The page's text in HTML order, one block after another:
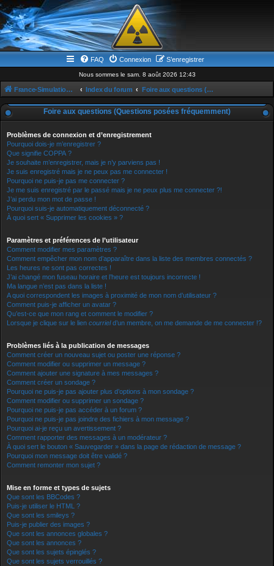
FAQ Connexion S’enregistrer
Nous sommes le sam. 8 août 2026 12:43
France-Simulation / Simulation-france-magazine.com Index du forum Foire aux questions (Questions posées fréquemment)
Foire aux questions (Questions posées fréquemment)
Problèmes de connexion et d’enregistrement
Pourquoi dois-je m’enregistrer ?
Que signifie COPPA ?
Je souhaite m’enregistrer, mais je n’y parviens pas !
Je suis enregistré mais je ne peux pas me connecter !
Pourquoi ne puis-je pas me connecter ?
Je me suis enregistré par le passé mais je ne peux plus me connecter ?!
J’ai perdu mon mot de passe !
Pourquoi suis-je automatiquement déconnecté ?
À quoi sert « Supprimer les cookies » ?
Paramètres et préférences de l’utilisateur
Comment modifier mes paramètres ?
Comment empêcher mon nom d’apparaître dans la liste des membres connectés ?
Les heures ne sont pas correctes !
J’ai changé mon fuseau horaire et l’heure est toujours incorrecte !
Ma langue n’est pas dans la liste !
A quoi correspondent les images à proximité de mon nom d’utilisateur ?
Comment puis-je afficher un avatar ?
Qu’est-ce que mon rang et comment le modifier ?
Lorsque je clique sur le lien courrield’un membre, on me demande de me connecter !?
Problèmes liés à la publication de messages
Comment créer un nouveau sujet ou poster une réponse ?
Comment modifier ou supprimer un message ?
Comment ajouter une signature à mes messages ?
Comment créer un sondage ?
Pourquoi ne puis-je pas ajouter plus d’options à mon sondage ?
Comment modifier ou supprimer un sondage ?
Pourquoi ne puis-je pas accéder à un forum ?
Pourquoi ne puis-je pas joindre des fichiers à mon message ?
Pourquoi ai-je reçu un avertissement ?
Comment rapporter des messages à un modérateur ?
À quoi sert le bouton « Sauvegarder » dans la page de rédaction de message ?
Pourquoi mon message doit être validé ?
Comment remonter mon sujet ?
Mise en forme et types de sujets
Que sont les BBCodes ?
Puis-je utiliser le HTML ?
Que sont les smileys ?
Puis-je publier des images ?
Que sont les annonces globales ?
Que sont les annonces ?
Que sont les sujets épinglés ?
Que sont les sujets verrouillés ?